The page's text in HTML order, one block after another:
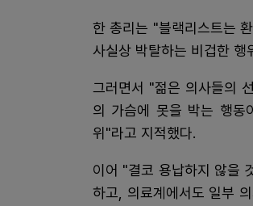
한 총리는 "블랙리스트는
사실상 박탈하는 비겁한 행
그러면서 "젊은 의사들의
의 가슴에 못을 박는 행동
위"라고 지적했다.
이어 "결코 용납하지 않을
하고, 의료계에서도 일부